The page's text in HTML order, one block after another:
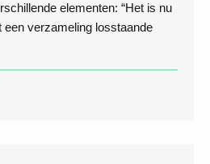
elementen: “Het is nu
verzameling losstaande